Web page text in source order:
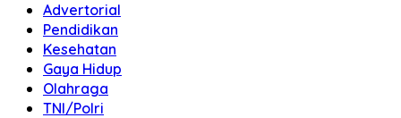
Advertorial
Pendidikan
Kesehatan
Gaya Hidup
Olahraga
TNI/Polri